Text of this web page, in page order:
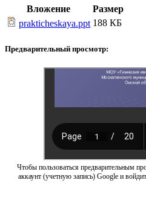
Вложение
Размер
prakticheskaya.ppt 188 КБ
Предварительный просмотр:
Чтобы пользоваться предварительным
аккаунт (учетную запись) Google и